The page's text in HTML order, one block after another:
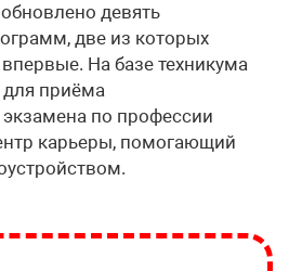
девять
две из которых
На базе техникума
приёма
по профессии
карьеры, помогающий